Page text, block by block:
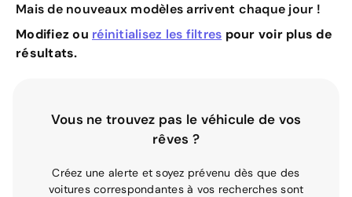
Mais de nouveaux modèles arrivent chaque jour !
Modifiez ou réinitialisez les filtres pour voir plus de
résultats.
Vous ne trouvez pas le véhicule de vos
rêves ?
Créez une alerte et soyez prévenu dès que des
voitures correspondantes à vos recherches sont